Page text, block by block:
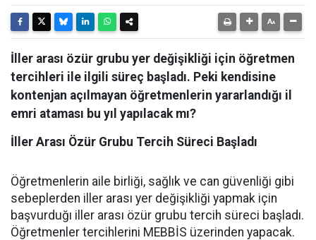
İller arası özür grubu yer değişikliği için öğretmen
tercihleri ile ilgili süreç başladı. Peki kendisine
kontenjan açılmayan öğretmenlerin yararlandığı il
emri ataması bu yıl yapılacak mı?
İller Arası Özür Grubu Tercih Süreci Başladı
Öğretmenlerin aile birliği, sağlık ve can güvenliği gibi
sebeplerden iller arası yer değişikliği yapmak için
başvurduğı iller arası özür grubu tercih süreci başladı.
Öğretmenler tercihlerini MEBBİS üzerinden yapacak.